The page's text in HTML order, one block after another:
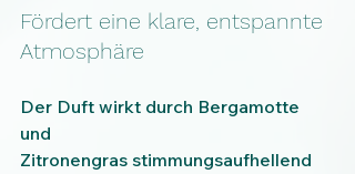
Fördert eine klare, entspannte
Atmosphäre
Der Duft wirkt durch Bergamotte
und
Zitronengras stimmungsaufhellend